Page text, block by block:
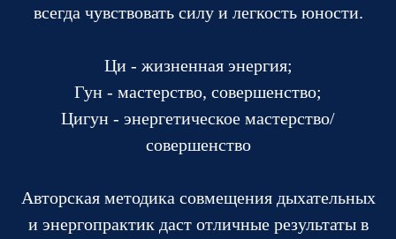
всегда чувствовать силу и легкость юности.
Ци - жизненная энергия;
Гун - мастерство, совершенство;
Цигун - энергетическое мастерство/
совершенство
Авторская методика совмещения дыхательных
и энергопрактик даст отличные результаты в